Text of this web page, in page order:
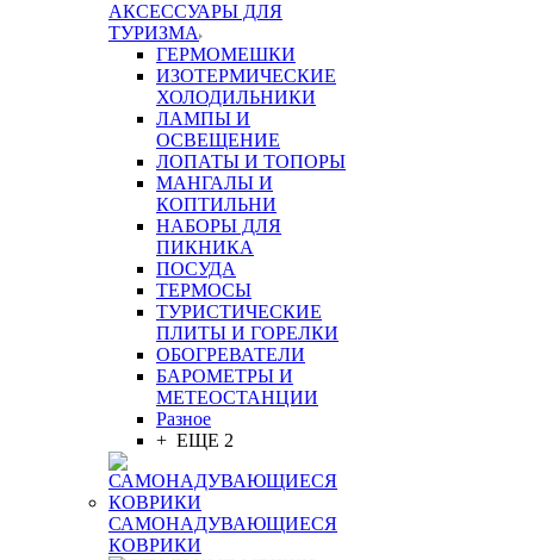
АКСЕССУАРЫ ДЛЯ
ТУРИЗМА
ГЕРМОМЕШКИ
ИЗОТЕРМИЧЕСКИЕ
ХОЛОДИЛЬНИКИ
ЛАМПЫ И
ОСВЕЩЕНИЕ
ЛОПАТЫ И ТОПОРЫ
МАНГАЛЫ И
КОПТИЛЬНИ
НАБОРЫ ДЛЯ
ПИКНИКА
ПОСУДА
ТЕРМОСЫ
ТУРИСТИЧЕСКИЕ
ПЛИТЫ И ГОРЕЛКИ
ОБОГРЕВАТЕЛИ
БАРОМЕТРЫ И
МЕТЕОСТАНЦИИ
Разное
+ ЕЩЕ 2
САМОНАДУВАЮЩИЕСЯ
КОВРИКИ